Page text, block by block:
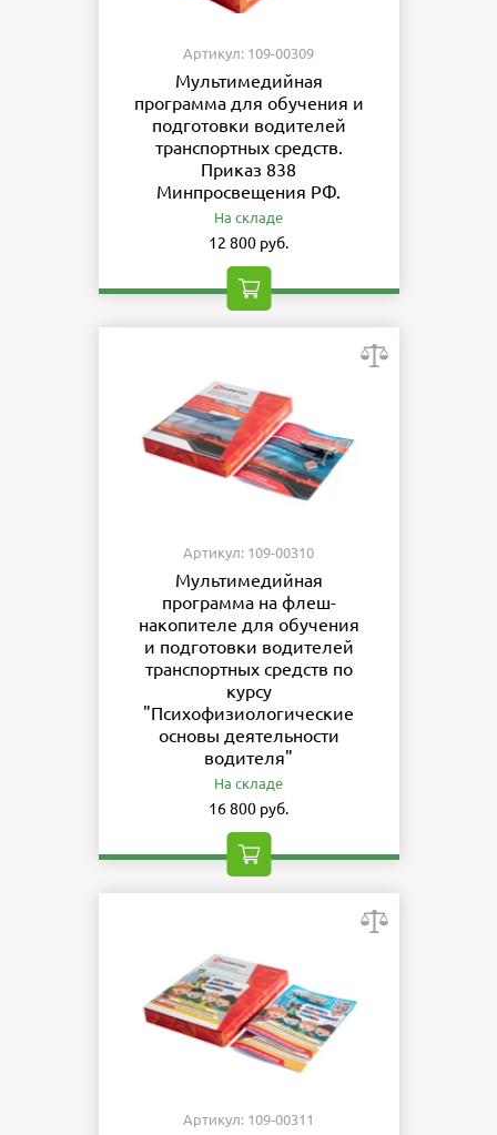
Артикул: 109-00309
Мультимедийная
программа для обучения и
подготовки водителей
транспортных средств.
Приказ 838
Минпросвещения РФ.
На складе
12 800 руб.
Артикул: 109-00310
Мультимедийная
программа на флеш-
накопителе для обучения
и подготовки водителей
транспортных средств по
курсу
"Психофизиологические
основы деятельности
водителя"
На складе
16 800 руб.
Артикул: 109-00311